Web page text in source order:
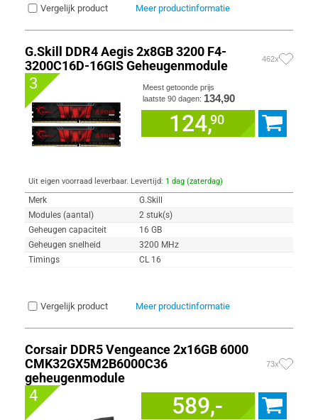
Vergelijk product Meer productinformatie
G.Skill DDR4 Aegis 2x8GB 3200 F4-
3200C16D-16GIS Geheugenmodule
462x
3
Meest getoonde prijs
laatste 90 dagen: 134,90
124,90
Uit eigen voorraad leverbaar. Levertijd: 1 dag (zaterdag)
Merk
G.Skill
Modules (aantal)
2 stuk(s)
Geheugen capaciteit
16 GB
Geheugen snelheid
3200 MHz
Timings
CL 16
Vergelijk product Meer productinformatie
Corsair DDR5 Vengeance 2x16GB 6000
CMK32GX5M2B6000C36
geheugenmodule
73x
4 589,-